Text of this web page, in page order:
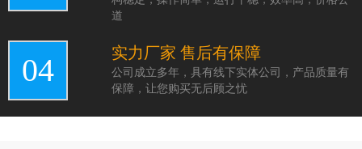
道
04 实力厂家 售后有保障
公司成立多年，具有线下实体公司，产品质量有
保障，让您购买无后顾之忧